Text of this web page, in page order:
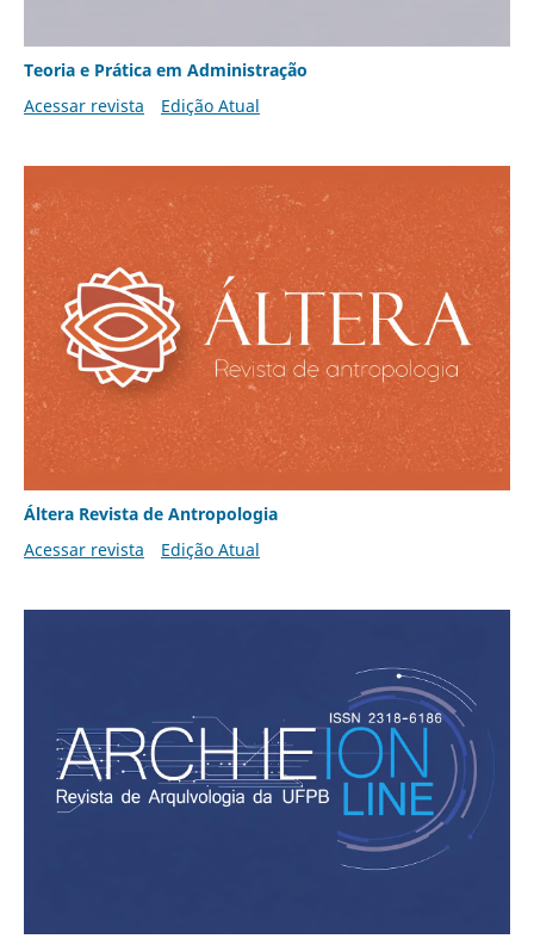
Teoria e Prática em Administração
Acessar revista
Edição Atual
Áltera Revista de Antropologia
Acessar revista
Edição Atual